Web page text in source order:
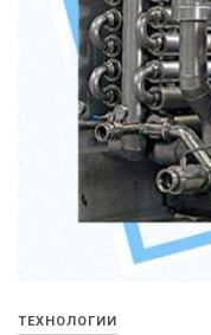
ТЕХНОЛОГИИ